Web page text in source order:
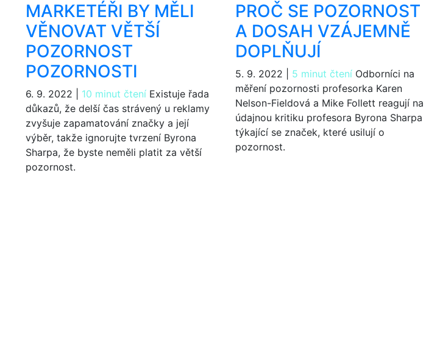
MARKETÉŘI BY MĚLI
VĚNOVAT VĚTŠÍ
POZORNOST
POZORNOSTI
6. 9. 2022 10 minut čtení Existuje řada
důkazů, že delší čas strávený u reklamy
zvyšuje zapamatování značky a její
výběr, takže ignorujte tvrzení Byrona
Sharpa, že byste neměli platit za větší
pozornost.
PROČ SE POZORNOST
A DOSAH VZÁJEMNĚ
DOPLŇUJÍ
5. 9. 2022 5 minut čteníOdborníci na
měření pozornosti profesorka Karen
Nelson-Fieldová a Mike Follett reagují na
údajnou kritiku profesora Byrona Sharpa
týkající se značek, které usilují o
pozornost.